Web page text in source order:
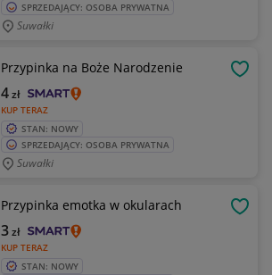
SPRZEDAJĄCY: OSOBA PRYWATNA
Suwałki
Przypinka na Boże Narodzenie
KUP TERAZ
4zł
STAN: NOWY
SPRZEDAJĄCY: OSOBA PRYWATNA
Suwałki
Przypinka emotka w okularach
KUP TERAZ
3zł
STAN: NOWY